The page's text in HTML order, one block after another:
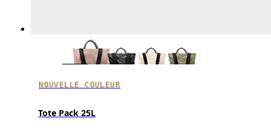
NOUVELLE COULEUR
Tote Pack 25L